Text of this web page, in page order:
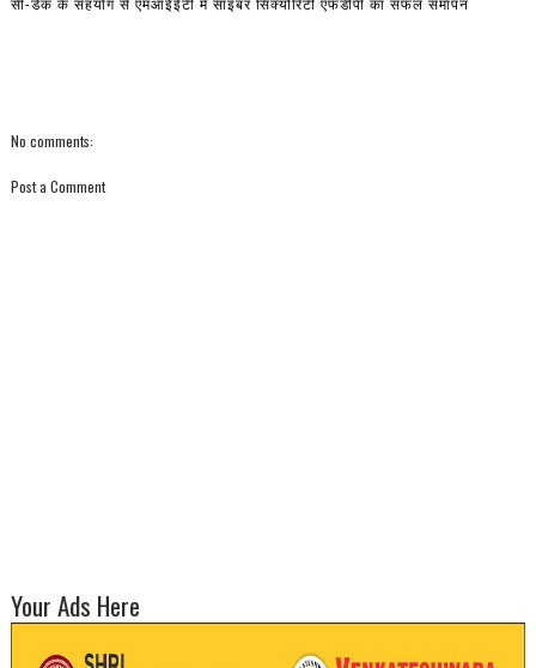
No comments:
Post a Comment
Your Ads Here